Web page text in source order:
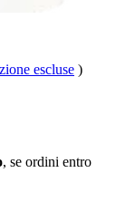
escluse )
, se ordini entro